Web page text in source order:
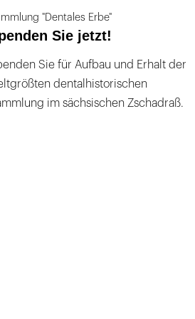
"Dentales Erbe"
Sie jetzt!
Sie für Aufbau und Erhalt der
dentalhistorischen
im sächsischen Zschadraß.